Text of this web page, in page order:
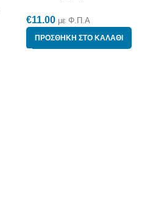
€11.00 με Φ.Π.Α
ΠΡΟΣΘΉΚΗ ΣΤΟ ΚΑΛΆΘΙ